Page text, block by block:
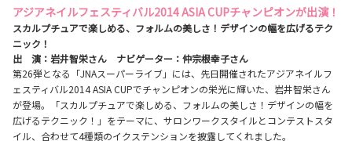
アジアネイルフェスティバル2014 ASIA CUPチャンピオンが出演！
スカルプチュアで楽しめる、フォルムの美しさ！デザインの幅を広げるテク
ニック！
出 演：岩井智栄さん ナビゲーター：仲宗根幸子さん
第26弾となる「JNAスーパーライブ」には、先日開催されたアジアネイルフ
ェスティバル2014 ASIA CUPでチャンピオンの栄光に輝いた、岩井智栄さん
が登場。「スカルプチュアで楽しめる、フォルムの美しさ！デザインの幅を
広げるテクニック！」をテーマに、サロンワークスタイルとコンテストスタ
イル、合わせて4種類のイクステンションを披露してくれました。